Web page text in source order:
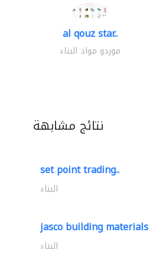
al qouz star..
موردو مواد البناء
نتائج مشابهة
set point trading..
البناء
jasco building materials
البناء